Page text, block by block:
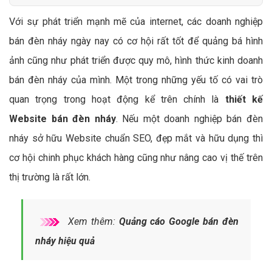
Với sự phát triển mạnh mẽ của internet, các doanh nghiệp
bán đèn nháy ngày nay có cơ hội rất tốt để quảng bá hình
ảnh cũng như phát triển được quy mô, hình thức kinh doanh
bán đèn nháy của mình. Một trong những yếu tố có vai trò
quan trọng trong hoạt động kể trên chính là thiết kế
Website bán đèn nháy. Nếu một doanh nghiệp bán đèn
nháy sở hữu Website chuẩn SEO, đẹp mắt và hữu dụng thì
cơ hội chinh phục khách hàng cũng như nâng cao vị thế trên
thị trường là rất lớn.
Xem thêm: Quảng cáo Google bán đèn
nháy hiệu quả